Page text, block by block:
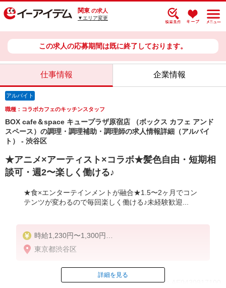
関東 の求人
▼エリア変更
この求人の応募期間は既に終了しております。
仕事情報 企業情報
アルバイト
職種：コラボカフェのキッチンスタッフ
BOX cafe＆space キュープラザ原宿店 （ボックス カフェ アンド
スペース）の調理・調理補助・調理師の求人情報詳細（アルバイ
ト） - 渋谷区
★アニメ×アーティスト×コラボ★髪色自由・短期相
談可・週2〜楽しく働ける♪
★食×エンターテインメントが融合★1.5〜2ヶ月でコン
テンツが変わるので毎回楽しく働ける♪未経験歓迎...
時給1,230円〜1,300円
土日祝 時給1,320円以上
※給与改定あり（年2回）
※交通費全額支給（上限月10万円）
東京都渋谷区
ID：AE0430917100
詳細を見る